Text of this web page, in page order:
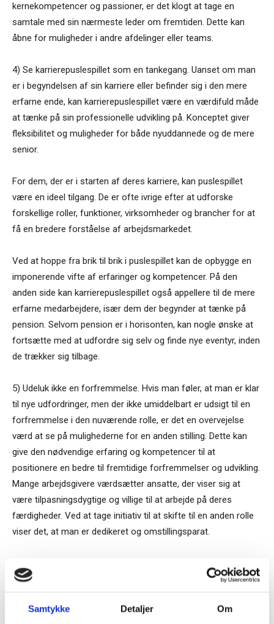
Samtykke Detaljer Om
kernekompetencer og passioner, er det klogt at tage en
samtale med sin nærmeste leder om fremtiden. Dette kan
åbne for muligheder i andre afdelin­ger eller teams.
4) Se karrierepuslespillet som en tankegang. Uanset om man
er i begyndelsen af sin karriere eller befinder sig i den mere
erfarne ende, kan karrierepuslespillet være en værdifuld måde
at tænke på sin professionelle udvikling på. Konceptet giver
fleksibilitet og muligheder for både nyuddannede og de mere
senior.
For dem, der er i starten af deres karriere, kan puslespil­let
være en ideel tilgang. De er ofte ivrige efter at udforske
forskellige roller, funktioner, virksomheder og brancher for at
få en bredere forståelse af arbejdsmarkedet.
Ved at hoppe fra brik til brik i puslespillet kan de opbyg­ge en
imponerende vifte af erfaringer og kompetencer. På den
anden side kan karrierepuslespillet også appellere til de mere
erfarne medarbejdere, især dem der begynder at tænke på
pension. Selvom pension er i horisonten, kan nogle ønske at
fortsætte med at udfordre sig selv og finde nye eventyr, inden
de trækker sig tilbage.
5) Udeluk ikke en forfremmelse. Hvis man føler, at man er klar
til nye udfordringer, men der ikke umiddelbart er udsigt til en
forfremmelse i den nuværende rolle, er det en overvejelse
værd at se på mulighederne for en anden stilling. Dette kan
give den nødvendige erfaring og kom­petencer til at
positionere en bedre til fremtidige forfrem­melser og udvikling.
Mange arbejdsgivere værdsætter an­satte, der viser sig at
være tilpasningsdygtige og villige til at arbejde på deres
færdigheder. Ved at tage initiativ til at skifte til en anden rolle
viser det, at man er dedikeret og omstillingsparat.
TAGS Fremhævet på ugebrev.dk Ledelse 20/2023